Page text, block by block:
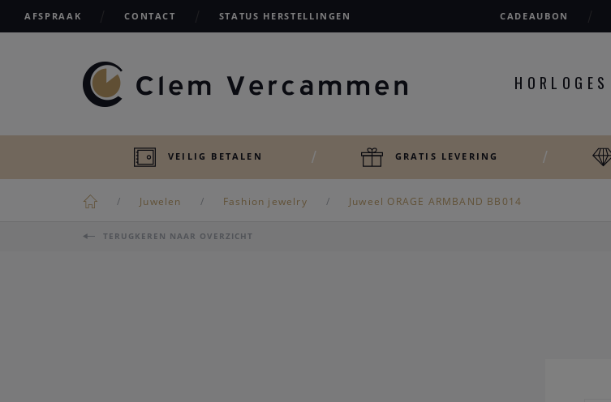
AFSPRAAK CONTACT STATUS HERSTELLINGEN CADEAUBON
HORLOGES
VEILIG BETALEN GRATIS LEVERING
Juwelen Fashion jewelry Juweel ORAGE ARMBAND BB014
TERUGKEREN NAAR OVERZICHT